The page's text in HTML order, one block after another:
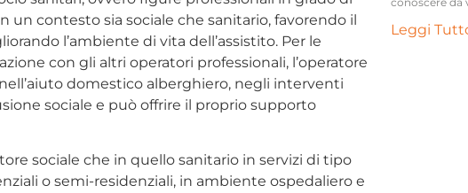
un contesto sia sociale che sanitario, favorendo il
l’ambiente di vita dell’assistito. Per le
con gli altri operatori professionali, l’operatore
domestico alberghiero, negli interventi
sociale e può offrire il proprio supporto
sociale che in quello sanitario in servizi di tipo
o semi-residenziali, in ambiente ospedaliero e
Leggi